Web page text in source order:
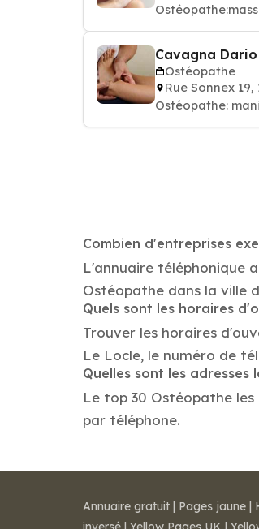
Cavagna Dario
Ostéopathe
Rue Sonnex 19,
Ostéopathe:
Combien d'entreprises
L'annuaire téléphonique
Ostéopathe dans la ville
Quels sont les horaires
Trouver les horaires
Le Locle, le numéro de
Quelles sont les adresses
Le top 30 Ostéopathe
par téléphone.
Annuaire gratuit | Pages jaune |